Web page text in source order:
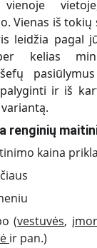
vienoje
Vienas iš tokių
leidžia pagal
kelias
ir iš
renginių
kaina
(vestuvės,
ir pan.)